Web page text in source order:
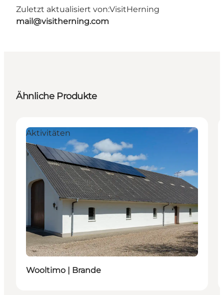
Zuletzt aktualisiert von:VisitHerning
mail@visitherning.com
Ähnliche Produkte
Aktivitäten
Wooltimo | Brande